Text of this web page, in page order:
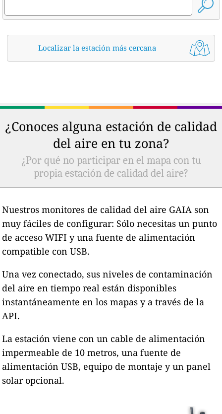
Localizar la estación más cercana
¿Conoces alguna estación de calidad
del aire en tu zona?
¿Por qué no participar en el mapa con tu
propia estación de calidad del aire?
Nuestros monitores de calidad del aire GAIA son
muy fáciles de configurar: Sólo necesitas un punto
de acceso WIFI y una fuente de alimentación
compatible con USB.
Una vez conectado, sus niveles de contaminación
del aire en tiempo real están disponibles
instantáneamente en los mapas y a través de la
API.
La estación viene con un cable de alimentación
impermeable de 10 metros, una fuente de
alimentación USB, equipo de montaje y un panel
solar opcional.